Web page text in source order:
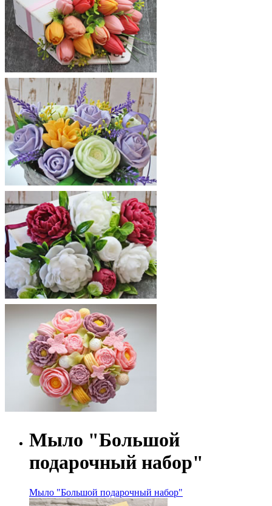
Мыло "Большой
подарочный набор"
Мыло "Большой подарочный набор"